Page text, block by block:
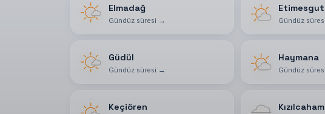
Elmadağ
Gündüz süresi →
Etimesgut
Gündüz süresi
Güdül
Gündüz süresi →
Haymana
Gündüz süresi
Keçiören